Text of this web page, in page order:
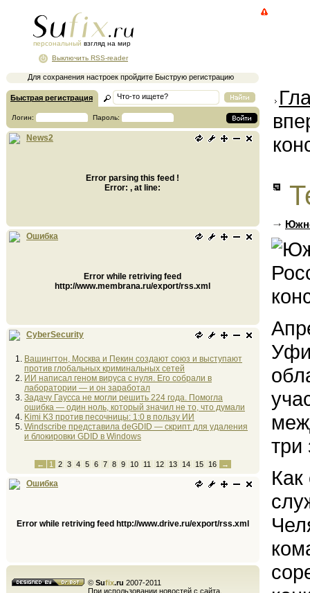
персональный взгляд на мир
Для сохранения настроек пройдите Быструю регистрацию
Выключить RSS-reader
Быстрая регистрация
Логин: Пароль:
News2
Error parsing this feed !
Error: , at line:
Ошибка
Error while retriving feed
http://www.membrana.ru/export/rss.xml
CyberSecurity
Вашингтон, Москва и Пекин создают союз и выступают
против глобальных криминальных сетей
ИИ написал геном вируса с нуля. Его собрали в
лаборатории — и он заработал
Задачу Гаусса не могли решить 224 года. Помогла
ошибка — один ноль, который значил не то, что думали
Kimi K3 против песочницы: 1:0 в пользу ИИ
Windscribe представила deGDID — скрипт для удаления
и блокировки GDID в Windows
← 1 2 3 4 5 6 7 8 9 10 11 12 13 14 15 16 →
Ошибка
Error while retriving feed http://www.drive.ru/export/rss.xml
© Sufix.ru 2007-2011
При использовании новостей с сайта,
три